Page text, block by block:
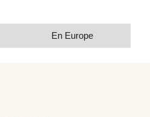
En Europe